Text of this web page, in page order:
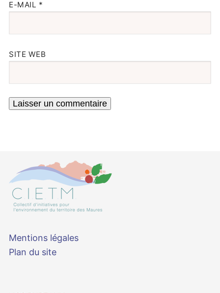
E-MAIL *
SITE WEB
Mentions légales
Plan du site